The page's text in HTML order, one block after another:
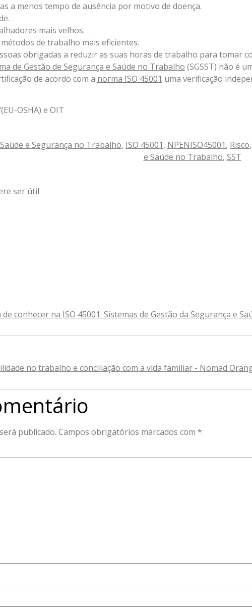
a menos tempo de ausência por motivo de doença.
mais velhos.
de trabalho mais eficientes.
obrigadas a reduzir as suas horas de trabalho para tomar
de Gestão de Segurança e Saúde no Trabalho (SGSST) não é
de acordo com a norma ISO 45001 uma verificação
OSHA) e OIT
e Segurança no Trabalho, ISO 45001, NPENISO45001, Risco,
e Saúde no Trabalho, SST
ser útil
conhecer na ISO 45001: Sistemas de Gestão da Segurança e
no trabalho e conciliação com a vida familiar - Nomad
publicado. Campos obrigatórios marcados com *